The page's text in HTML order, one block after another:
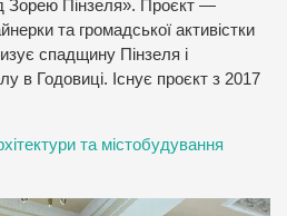
Зорею Пінзеля». Проєкт —
та громадської активістки
спадщину Пінзеля і
в Годовиці. Існує проєкт з 2017
та містобудування